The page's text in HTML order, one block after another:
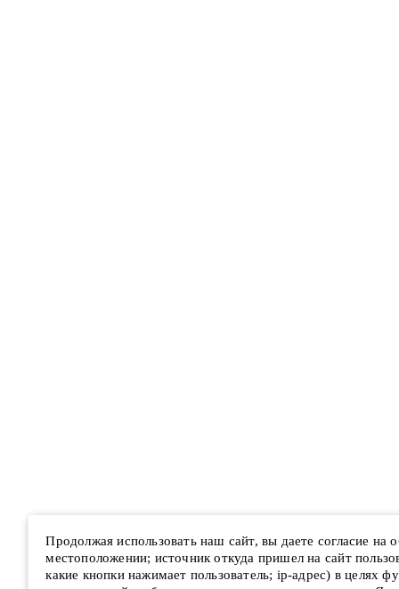
Продолжая использовать наш сайт, вы даете согласие на
местоположении; источник откуда пришел на сайт
какие кнопки нажимает пользователь; ip-адрес) в целях